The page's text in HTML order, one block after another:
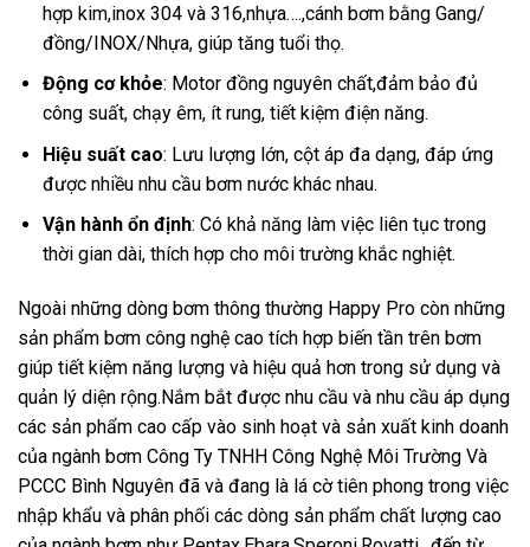
hợp kim,inox 304 và 316,nhựa….,cánh bơm bằng Gang/
đồng/INOX/Nhựa, giúp tăng tuổi thọ.
Động cơ khỏe: Motor đồng nguyên chất,đảm bảo đủ
công suất, chạy êm, ít rung, tiết kiệm điện năng.
Hiệu suất cao: Lưu lượng lớn, cột áp đa dạng, đáp ứng
được nhiều nhu cầu bơm nước khác nhau.
Vận hành ổn định: Có khả năng làm việc liên tục trong
thời gian dài, thích hợp cho môi trường khắc nghiệt.
Ngoài những dòng bơm thông thường Happy Pro còn những
sản phẩm bơm công nghệ cao tích hợp biến tần trên bơm
giúp tiết kiệm năng lượng và hiệu quả hơn trong sử dụng và
quản lý diện rộng.Nắm bắt được nhu cầu và nhu cầu áp dụng
các sản phẩm cao cấp vào sinh hoạt và sản xuất kinh doanh
của ngành bơm Công Ty TNHH Công Nghệ Môi Trường Và
PCCC Bình Nguyên đã và đang là lá cờ tiên phong trong việc
nhập khẩu và phân phối các dòng sản phẩm chất lượng cao